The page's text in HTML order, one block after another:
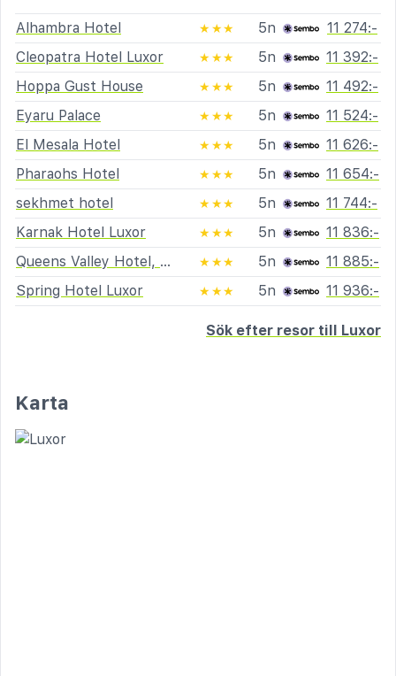
Alhambra Hotel ★★★ 5n
11 274:-
Cleopatra Hotel Luxor
★★★ 5n
11 392:-
Hoppa Gust House
★★★ 5n
11 492:-
Eyaru Palace
★★★ 5n
11 524:-
El Mesala Hotel
★★★ 5n
11 626:-
Pharaohs Hotel
★★★ 5n
11 654:-
sekhmet hotel
★★★ 5n
11 744:-
Karnak Hotel Luxor
★★★ 5n
11 836:-
Queens Valley Hotel, Restaurants, Bars and Spa Luxor
★★★ 5n
11 885:-
Spring Hotel Luxor
★★★ 5n 11 936:-
Sök efter resor till Luxor
Karta